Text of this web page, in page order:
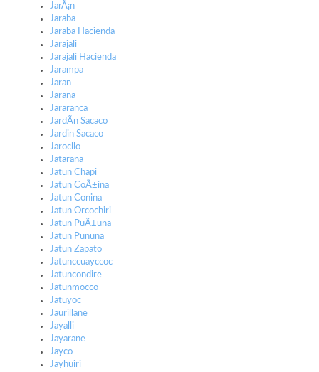
JarÃ¡n
Jaraba
Jaraba Hacienda
Jarajali
Jarajali Hacienda
Jarampa
Jaran
Jarana
Jararanca
JardÃ­n Sacaco
Jardin Sacaco
Jarocllo
Jatarana
Jatun Chapi
Jatun CoÃ±ina
Jatun Conina
Jatun Orcochiri
Jatun PuÃ±una
Jatun Pununa
Jatun Zapato
Jatunccuayccoc
Jatuncondire
Jatunmocco
Jatuyoc
Jaurillane
Jayalli
Jayarane
Jayco
Jayhuiri